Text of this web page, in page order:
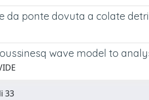
da ponte dovuta a colate
wave model to
33